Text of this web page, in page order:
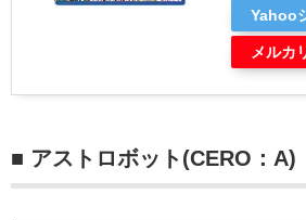
Yahoo
メルカ
■ アストロボット(CERO：A)